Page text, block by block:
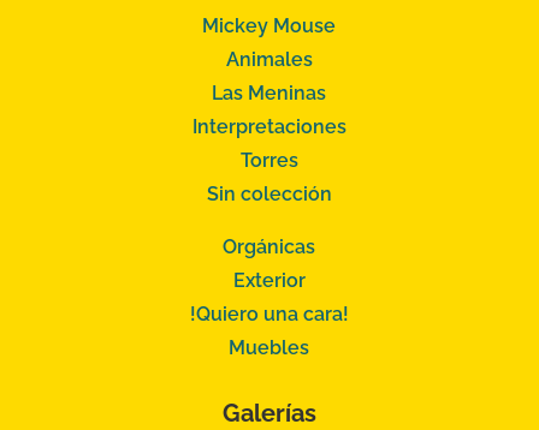
Mickey Mouse
Animales
Las Meninas
Interpretaciones
Torres
Sin colección
Orgánicas
Exterior
!Quiero una cara!
Muebles
Galerías